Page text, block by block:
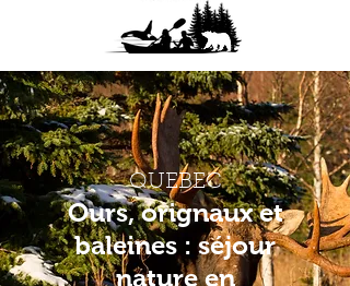
QUEBEC
Ours, orignaux et
baleines : séjour
nature en